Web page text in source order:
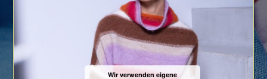
Wir verwenden eigene